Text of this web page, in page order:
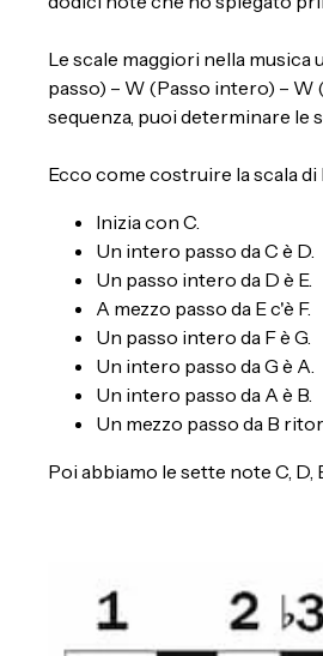
Le scale maggiori nella
passo) – W (Passo intero) – W
sequenza, puoi determinare le
Ecco come costruire la scala di
Inizia con C.
Un intero passo da C è D.
Un passo intero da D è E.
A mezzo passo da E c'è F.
Un passo intero da F è G.
Un intero passo da G è A.
Un intero passo da A è B.
Un mezzo passo da B
Poi abbiamo le sette note C, D,